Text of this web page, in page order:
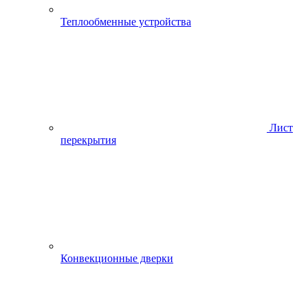
Теплообменные устройства
Лист
перекрытия
Конвекционные дверки